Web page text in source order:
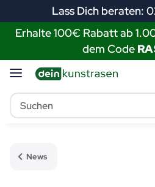
Lass Dich beraten:
Erhalte 100€ Rabatt ab
dem Code
News